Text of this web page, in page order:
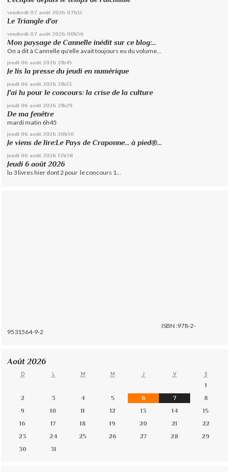
vendredi 07 août 2026 07h12
Le Triangle d'or
vendredi 07 août 2026 00h56
Mon paysage de Cannelle inédit sur ce blog:...
On a dit à Cannelle qu'elle avait toujours eu du volume...
jeudi 06 août 2026 21h45
Je lis la presse du jeudi en numérique
jeudi 06 août 2026 21h33
J'ai lu pour le concours: la crise de la culture
jeudi 06 août 2026 21h29
De ma fenêtre
mardi matin 6h45
jeudi 06 août 2026 20h50
Je viens de lire:Le Pays de Craponne... à pied®...
jeudi 06 août 2026 17h58
Jeudi 6 août 2026
lu 3 livres hier dont 2 pour le concours 1...
ISBN :978-2-
9531564-9-2
Août 2026
D L M M J V S
1
2
3 4 5 6 7
8
9
10 11 12 13 14
15
16
17 18 19 20 21
22
23
24 25 26 27 28
29
30
31